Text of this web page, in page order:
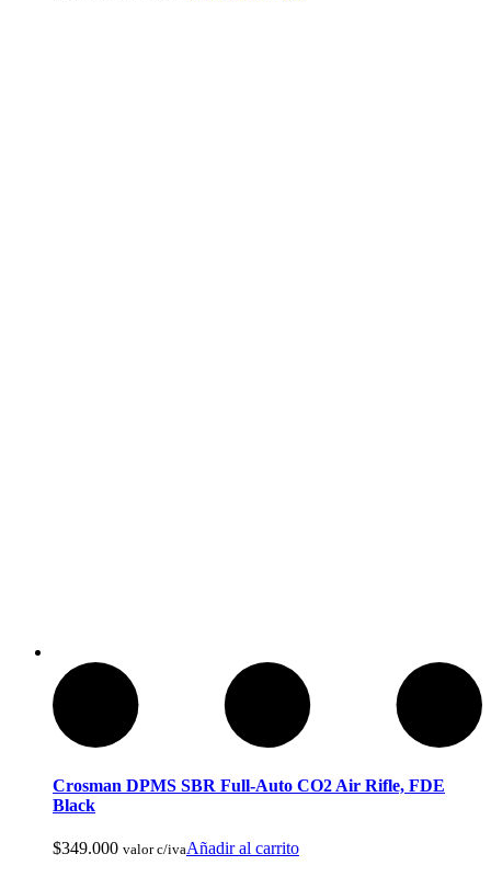
Crosman DPMS SBR Full-Auto CO2 Air Rifle, FDE
Black
$349.000 valor c/ivaAñadir al carrito